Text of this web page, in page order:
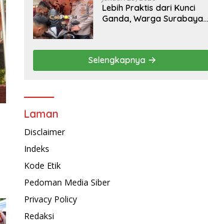
Lebih Praktis dari Kunci
Ganda, Warga Surabaya
Polrestabes Surabaya
Selengkapnya
Laman
Disclaimer
Indeks
Kode Etik
Pedoman Media Siber
Privacy Policy
Redaksi